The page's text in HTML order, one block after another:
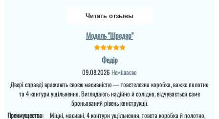
Читать отзывы
Модель "Шредер"
Федір
09.08.2026 Немішаєво
Двері справді вражають своєю масивністю — товстелезна коробка, важке полотно
та 4 контури ущільнення. Виглядають надійно й солідно, відчувається саме
броньований рівень конструкції.
Преимущества:
Міцні, масивні, 4 контури ущільнення, товста коробка й полотно,